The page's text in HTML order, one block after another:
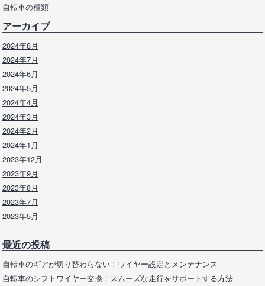
自転車の種類
アーカイブ
2024年8月
2024年7月
2024年6月
2024年5月
2024年4月
2024年3月
2024年2月
2024年1月
2023年12月
2023年9月
2023年8月
2023年7月
2023年5月
最近の投稿
自転車のギアが切り替わらない！ワイヤー設定とメンテナンス
自転車のシフトワイヤー交換：スムーズな走行をサポートする方法